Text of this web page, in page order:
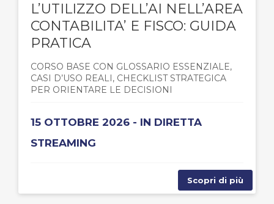
L’UTILIZZO DELL’AI NELL’AREA
CONTABILITA’ E FISCO: GUIDA
PRATICA
CORSO BASE CON GLOSSARIO ESSENZIALE,
CASI D’USO REALI, CHECKLIST STRATEGICA
PER ORIENTARE LE DECISIONI
15 OTTOBRE 2026 - IN DIRETTA
STREAMING
Scopri di più